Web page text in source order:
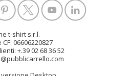
t-shirt s.r.l.
CF: 06606220827
+.39 02 68 36 52